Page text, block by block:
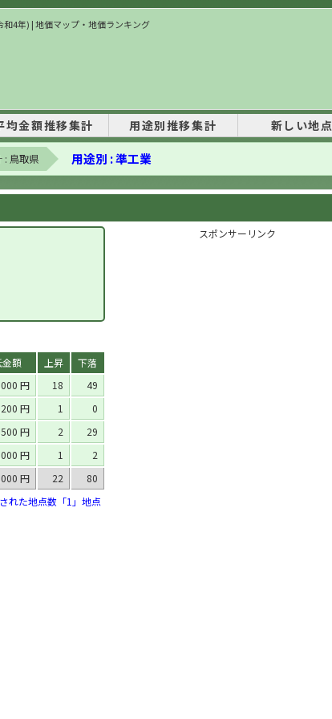
4年) | 地価マップ・地価ランキング
均金額推移集計 用途別推移集計 新しい地点
: 鳥取県 用途別 : 準工業
金額 上昇
下落
円 18
49
円 1
0
円 2
29
円 1
2
円 22
80
れた地点数「1」地点
スポンサーリンク